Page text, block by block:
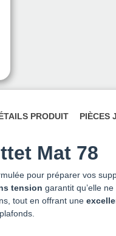
PRODUIT PIÈCES
Mat 78
pour préparer vos
tension garantit qu’elle ne
tout en offrant une